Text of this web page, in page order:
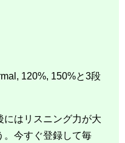
120%, 150%と3段
にはリスニング力が大
。今すぐ登録して毎